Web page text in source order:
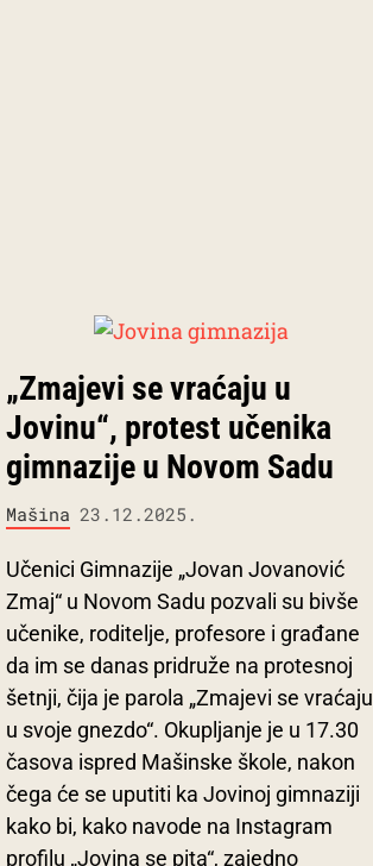
„Zmajevi se vraćaju u
Jovinu“, protest učenika
gimnazije u Novom Sadu
Mašina 23.12.2025.
Učenici Gimnazije „Jovan Jovanović
Zmaj“ u Novom Sadu pozvali su bivše
učenike, roditelje, profesore i građane
da im se danas pridruže na protesnoj
šetnji, čija je parola „Zmajevi se vraćaju
u svoje gnezdo“. Okupljanje je u 17.30
časova ispred Mašinske škole, nakon
čega će se uputiti ka Jovinoj gimnaziji
kako bi, kako navode na Instagram
profilu „Jovina se pita“, zajedno